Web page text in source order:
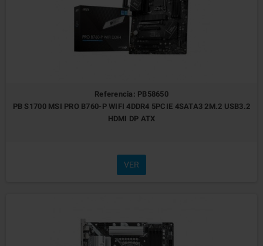
Referencia: PB58650
PB S1700 MSI PRO B760-P WIFI 4DDR4 5PCIE 4SATA3 2M.2 USB3.2
HDMI DP ATX
VER